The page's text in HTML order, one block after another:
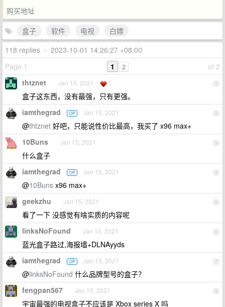
购买地址
盒子
软件 电视
白嫖
118 replies • 2023-10-01 14:26:27 +08:00
Page 1
of 2
1 2
1
thtznet Jan 15, 2021 1
盒子这东西，没有最强，只有更强。
2
iamthegrad OP Jan 15, 2021
@thtznet 好吧，只能说性价比最高，我买了 x96 max+
3
10Buns Jan 15, 2021
什么盒子
4
iamthegrad OP Jan 15, 2021
@10Buns x96 max+
5
geekzhu Jan 15, 2021
看了一下 没感觉有啥实质的内容呢
6
linksNoFound Jan 15, 2021
蓝光盒子路过,海报墙+DLNAyyds
7
iamthegrad OP Jan 15, 2021
@linksNoFound 什么品牌型号的盒子？
8
fengpan567 Jan 15, 2021
宇宙最强的电视盒子不应该是 Xbox series X 吗